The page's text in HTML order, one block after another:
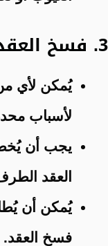
3. فسخ العقد:
يُمكن لأي
لأسباب
يجب أن
العقد
يُمكن أن
فسخ العقد.